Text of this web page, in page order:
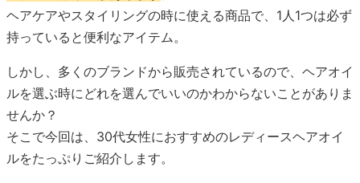
ヘアケアやスタイリングの時に使える商品で、1人1つは必ず
持っていると便利なアイテム。
しかし、多くのブランドから販売されているので、ヘアオイ
ルを選ぶ時にどれを選んでいいのかわからないことがありま
せんか？
そこで今回は、30代女性におすすめのレディースヘアオイ
ルをたっぷりご紹介します。